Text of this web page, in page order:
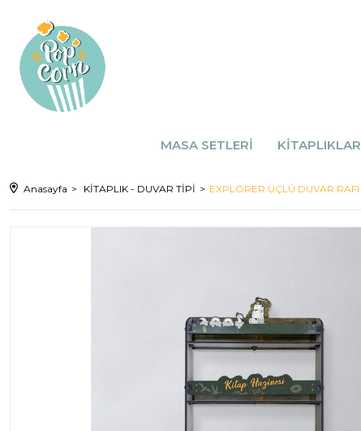
MASA SETLERİ KİTAPLIKLAR
Anasayfa KİTAPLIK - DUVAR TİPİ EXPLORER ÜÇLÜ DUVAR RAFI